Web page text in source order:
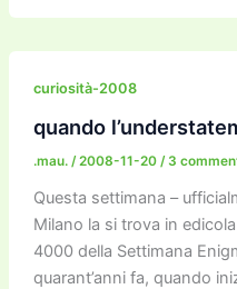
c
e
b
o
o
k
itt
er
ai
l
ai
l
curiosità-2008
quando
.mau. /2008-11-20 / 3
Questa settimana –
Milano la si trova in
4000 della Settimana
quarant’anni fa, quando